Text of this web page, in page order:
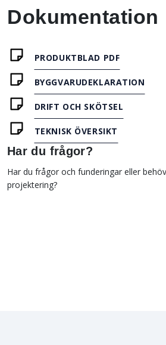
Dokumentation
PRODUKTBLAD PDF
BYGGVARUDEKLARATION
DRIFT OCH SKÖTSEL
TEKNISK ÖVERSIKT
Har du frågor?
Har du frågor och funderingar eller
projektering?